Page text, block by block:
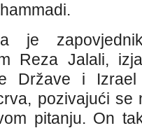
je
Reza Jalali,
Države i
pozivajući
pitanju. On